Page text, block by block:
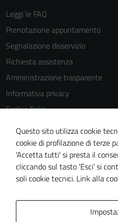
Leggi le FAQ
Prenotazione appuntamento
Segnalazione disservizio
Richiesta assistenza
Amministrazione trasparente
Informativa privacy
Cookie Policy
Note legali
Dichiarazione di accessibilità
Piano di miglioramento del sito
Statistiche sito web
Questo sito utilizza cookie
cookie di profilazione di terze
'Accetta tutti' si presta il
cliccando sul tasto 'Esci' si
soli cookie tecnici. Link alla